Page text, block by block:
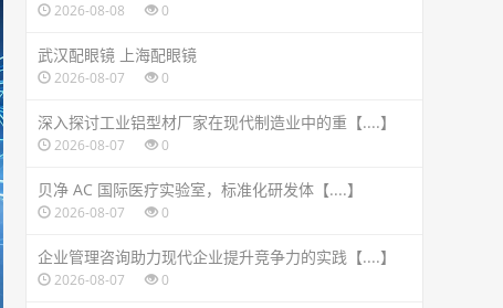
2026-08-08 0
武汉配眼镜 上海配眼镜
2026-08-07 0
深入探讨工业铝型材厂家在现代制造业中的重【....】
2026-08-07 0
贝净 AC 国际医疗实验室，标准化研发体【....】
2026-08-07 0
企业管理咨询助力现代企业提升竞争力的实践【....】
2026-08-07 0